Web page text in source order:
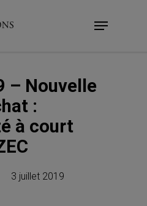
Menu
– Nouvelle
:
à court
3 juillet 2019